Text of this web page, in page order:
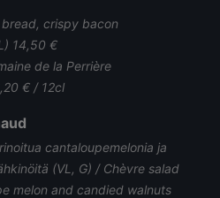
crispy bacon
14,50 €
de la Perrière
€ / 12cl
cantaloupemelonia ja
(VL, G) / Chèvre salad
melon and candied walnuts